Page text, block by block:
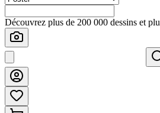
Découvrez plus de 200 000 dessins et